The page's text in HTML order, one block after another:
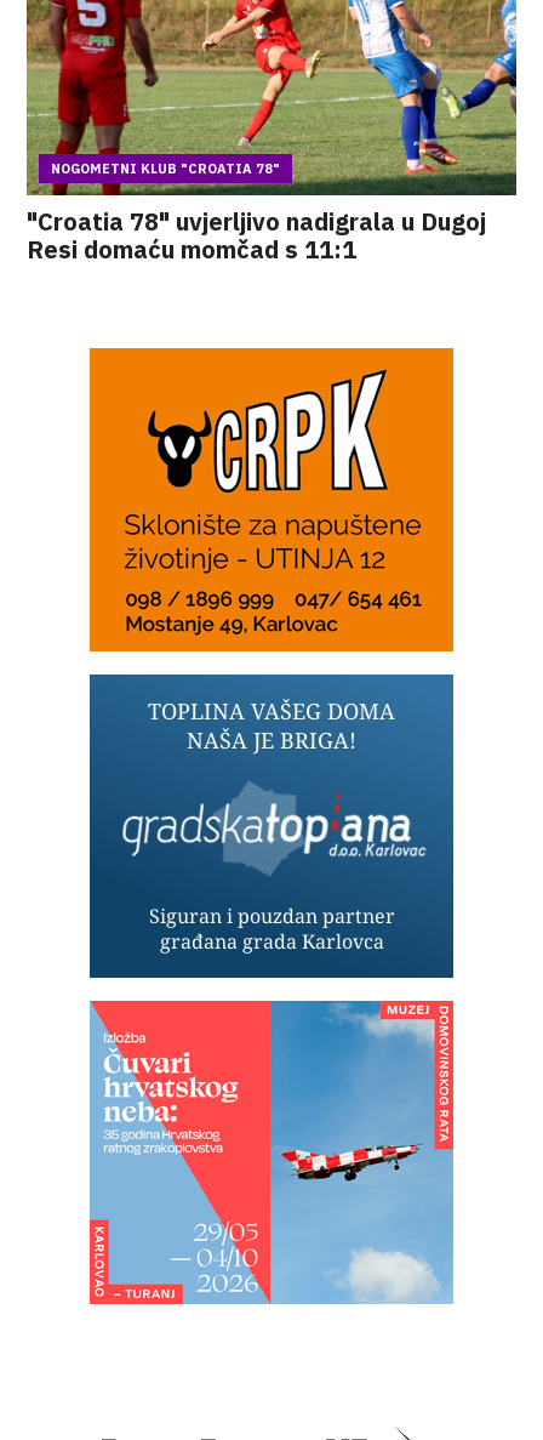
NOGOMETNI KLUB "CROATIA 78"
"Croatia 78" uvjerljivo nadigrala u Dugoj
Resi domaću momčad s 11:1